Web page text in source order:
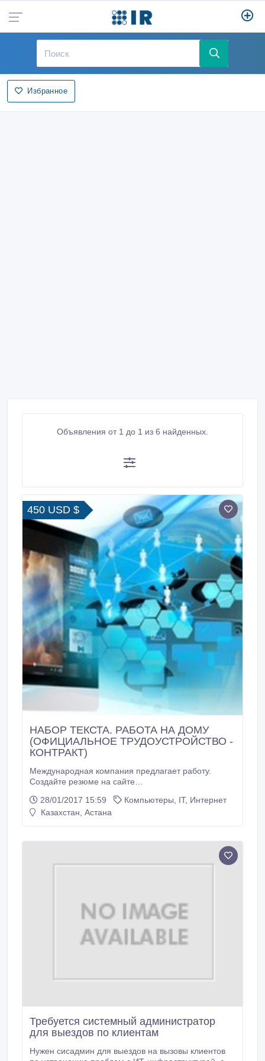
Избранное
Объявления от 1 до 1 из 6 найденных.
450 USD $
НАБОР ТЕКСТА. РАБОТА НА ДОМУ
(ОФИЦИАЛЬНОЕ ТРУДОУСТРОЙСТВО -
КОНТРАКТ)
Международная компания предлагает работу.
Создайте резюме на сайте
page_28.html При создании резюме в графе
"ЖЕЛАЕМАЯ ДОЛЖНОСТЬ" укажите "РАБОТА НА
28/01/2017 15:59
Компьютеры, IT, Интернет
Казахстан, Астана
Требуется системный администратор
для выездов по клиентам
Нужен сисадмин для выездов на вызовы клиентов